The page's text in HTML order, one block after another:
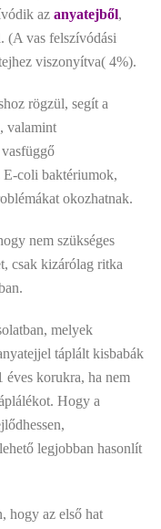
az anyatejből,
(A vas felszívódási
viszonyítva( 4%).
rögzül, segít a
valamint
coli baktériumok,
okozhatnak.
nem szükséges
csak kizárólag ritka
melyek
táplált kisbabák
éves korukra, ha nem
Hogy a
legjobban hasonlít
hogy az első hat